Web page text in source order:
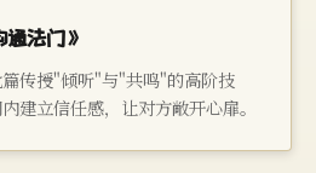
通法门》
传授"倾听"与"共鸣"的高阶技
建立信任感，让对方敞开心扉。